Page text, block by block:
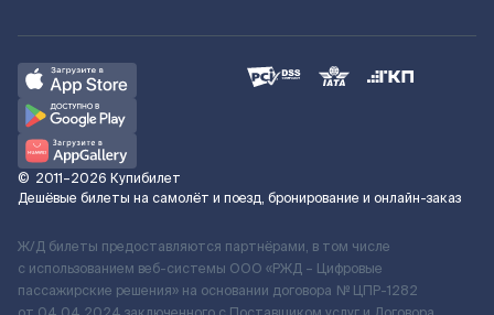
© 2011–2026 Купибилет
Дешёвые билеты на самолёт и поезд, бронирование и онлайн-заказ
Ж/Д билеты предоставляются партнёрами, в том числе
с использованием веб-системы ООО «РЖД – Цифровые
пассажирские решения» на основании договора № ЦПР-1282